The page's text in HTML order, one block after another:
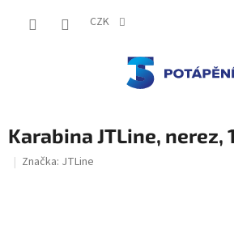
CZK
Karabina JTLine, nerez,
Značka: JTLine